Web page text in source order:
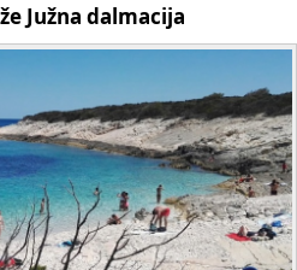
Južna dalmacija